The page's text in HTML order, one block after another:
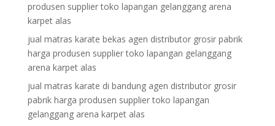
produsen supplier toko lapangan gelanggang arena
karpet alas
jual matras karate bekas agen distributor grosir pabrik
harga produsen supplier toko lapangan gelanggang
arena karpet alas
jual matras karate di bandung agen distributor grosir
pabrik harga produsen supplier toko lapangan
gelanggang arena karpet alas